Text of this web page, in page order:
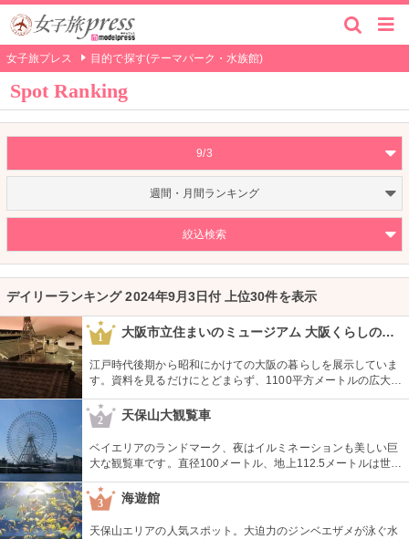
女子旅プレス 目的で探す(テーマパーク・水族館)
Spot Ranking
9/3
週間・月間ランキング
絞込検索
デイリーランキング 2024年9月3日付 上位30件を表示
1 大阪市立住まいのミュージアム 大阪くらしの今昔館
江戸時代後期から昭和にかけての大阪の暮らしを展示していま
す。資料を見るだけにとどまらず、1100平方メートルの広大な
スペースに作られた街並みを歩いて触れて、実際にそこに暮ら
しているかのように体感できます。
2 天保山大観覧車
ベイエリアのランドマーク、夜はイルミネーションも美しい巨
大な観覧車です。直径100メートル、地上112.5メートルは世界
最大級のスケール。所要時間は約15分で、前後左右に上下方向
まで見渡せるシースルーキャビンでの周回が楽しめます。天気
の良い日には明石海峡大橋や関西国際空港、遠く生駒山系まで
一望です。
3 海遊館
天保山エリアの人気スポット。大迫力のジンベエザメが泳ぐ水